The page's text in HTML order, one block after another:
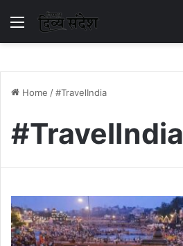
Menu
Home /#TravelIndia
#TravelIndia